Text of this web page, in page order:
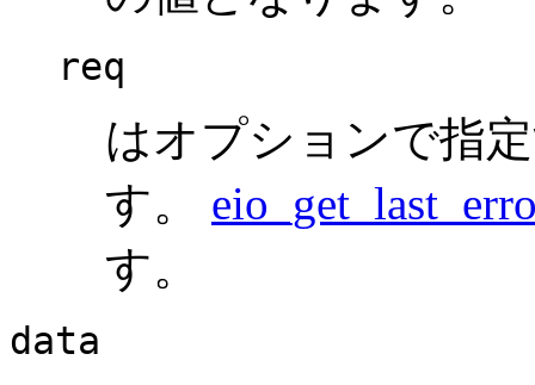
req
はオプションで指
す。
す。
data